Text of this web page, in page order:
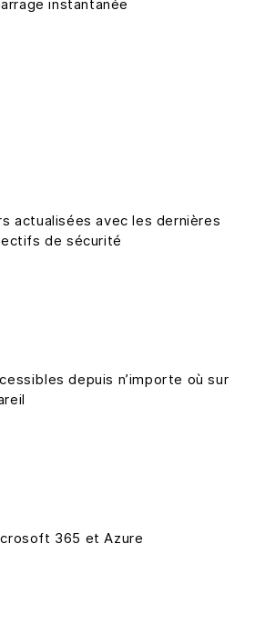
instantanée
actualisées avec les dernières
de sécurité
depuis n’importe où sur
365 et Azure